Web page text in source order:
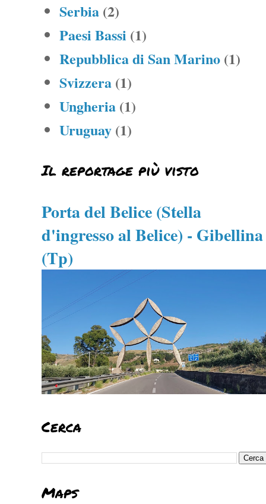
Serbia (2)
Paesi Bassi (1)
Repubblica di San Marino (1)
Svizzera (1)
Ungheria (1)
Uruguay (1)
Il reportage più visto
Porta del Belice (Stella
d'ingresso al Belice) - Gibellina
(Tp)
Cerca
Maps